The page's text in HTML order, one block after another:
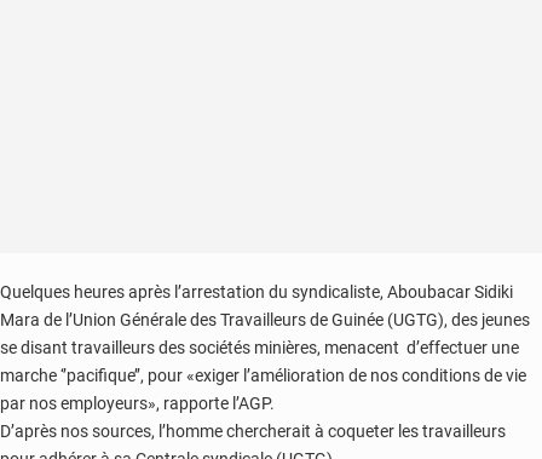
Quelques heures après l’arrestation du syndicaliste, Aboubacar Sidiki
Mara de l’Union Générale des Travailleurs de Guinée (UGTG), des jeunes
se disant travailleurs des sociétés minières, menacent d’effectuer une
marche ‘’pacifique’’, pour «exiger l’amélioration de nos conditions de vie
par nos employeurs», rapporte l’AGP.
D’après nos sources, l’homme chercherait à coqueter les travailleurs